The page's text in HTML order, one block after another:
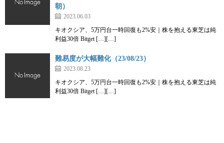
朝）
2023.06.03
キオクシア、5万円台一時回復も2%安｜株を抱える東芝は純
利益30倍 Bitget […][…]
難易度が大幅難化（23/08/23）
2023.08.23
キオクシア、5万円台一時回復も2%安｜株を抱える東芝は純
利益30倍 Bitget […][…]